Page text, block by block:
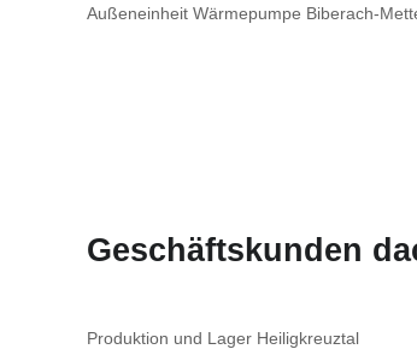
Außeneinheit Wärmepumpe Biberach-
Geschäftskunden
Produktion und Lager Heiligkreuztal